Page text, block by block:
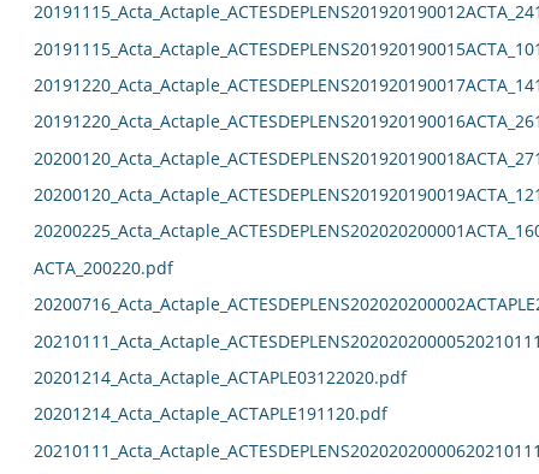
ACTA_200220.pdf
20201214_Acta_Actaple_ACTAPLE03122020.pdf
20201214_Acta_Actaple_ACTAPLE191120.pdf